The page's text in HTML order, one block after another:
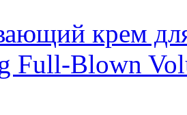
крем
Full-Blown